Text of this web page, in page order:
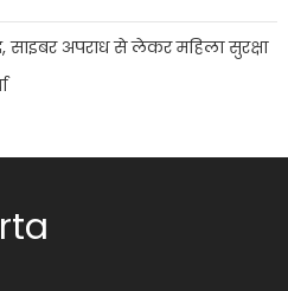
साइबर अपराध से लेकर महिला सुरक्षा